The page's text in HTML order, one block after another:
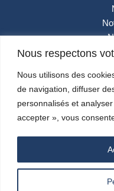
Nous respectons
Nous utilisons des
de navigation, diffuser
personnalisés et
accepter », vous